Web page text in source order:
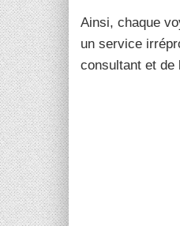
Ainsi, chaque
un service
consultant et de